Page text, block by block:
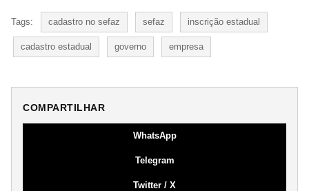
Tags: cadastro no sefaz sefaz inscrição estadual
cadastro estadual governo empresa
COMPARTILHAR
WhatsApp
Telegram
Twitter / X